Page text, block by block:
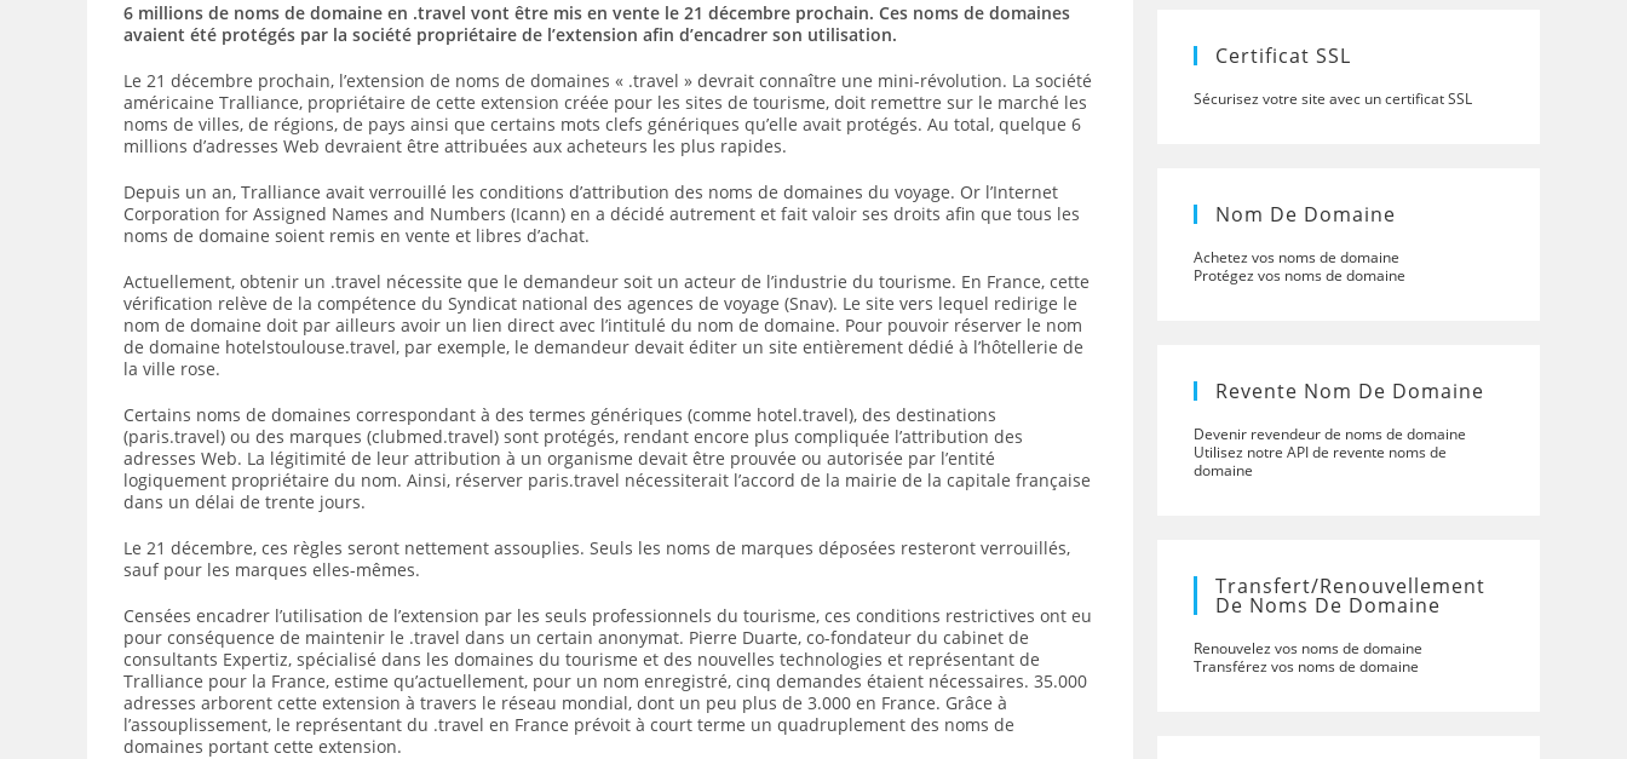
6 millions de noms de domaine en .travel vont être mis en vente le 21 décembre prochain. Ces noms de domaines
avaient été protégés par la société propriétaire de l’extension afin d’encadrer son utilisation.
Le 21 décembre prochain, l’extension de noms de domaines « .travel » devrait connaître une mini-révolution. La société
américaine Tralliance, propriétaire de cette extension créée pour les sites de tourisme, doit remettre sur le marché les
noms de villes, de régions, de pays ainsi que certains mots clefs génériques qu’elle avait protégés. Au total, quelque 6
millions d’adresses Web devraient être attribuées aux acheteurs les plus rapides.
Depuis un an, Tralliance avait verrouillé les conditions d’attribution des noms de domaines du voyage. Or l’Internet
Corporation for Assigned Names and Numbers (Icann) en a décidé autrement et fait valoir ses droits afin que tous les
noms de domaine soient remis en vente et libres d’achat.
Actuellement, obtenir un .travel nécessite que le demandeur soit un acteur de l’industrie du tourisme. En France, cette
vérification relève de la compétence du Syndicat national des agences de voyage (Snav). Le site vers lequel redirige le
nom de domaine doit par ailleurs avoir un lien direct avec l’intitulé du nom de domaine. Pour pouvoir réserver le nom
de domaine hotelstoulouse.travel, par exemple, le demandeur devait éditer un site entièrement dédié à l’hôtellerie de
la ville rose.
Certains noms de domaines correspondant à des termes génériques (comme hotel.travel), des destinations
(paris.travel) ou des marques (clubmed.travel) sont protégés, rendant encore plus compliquée l’attribution des
adresses Web. La légitimité de leur attribution à un organisme devait être prouvée ou autorisée par l’entité
logiquement propriétaire du nom. Ainsi, réserver paris.travel nécessiterait l’accord de la mairie de la capitale française
dans un délai de trente jours.
Le 21 décembre, ces règles seront nettement assouplies. Seuls les noms de marques déposées resteront verrouillés,
sauf pour les marques elles-mêmes.
Censées encadrer l’utilisation de l’extension par les seuls professionnels du tourisme, ces conditions restrictives ont eu
pour conséquence de maintenir le .travel dans un certain anonymat. Pierre Duarte, co-fondateur du cabinet de
consultants Expertiz, spécialisé dans les domaines du tourisme et des nouvelles technologies et représentant de
Tralliance pour la France, estime qu’actuellement, pour un nom enregistré, cinq demandes étaient nécessaires. 35.000
adresses arborent cette extension à travers le réseau mondial, dont un peu plus de 3.000 en France. Grâce à
l’assouplissement, le représentant du .travel en France prévoit à court terme un quadruplement des noms de
domaines portant cette extension.
Certificat SSL
Sécurisez votre site avec un certificat SSL
Nom De Domaine
Achetez vos noms de domaine
Protégez vos noms de domaine
Revente Nom De Domaine
Devenir revendeur de noms de domaine
Utilisez notre API de revente noms de
domaine
Transfert/renouvellement
De Noms De Domaine
Renouvelez vos noms de domaine
Transférez vos noms de domaine